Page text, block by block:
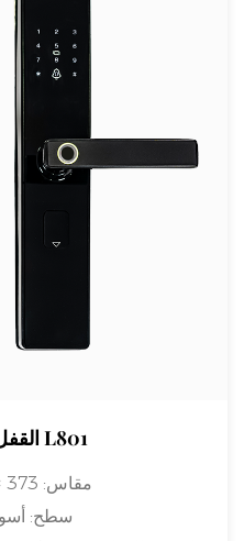
القفل الذكي L801
مقاس: 373 × 78 ملم
سطح: